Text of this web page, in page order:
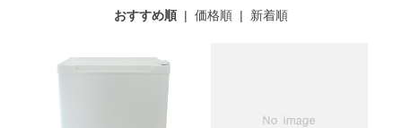
おすすめ順 | 価格順 | 新着順